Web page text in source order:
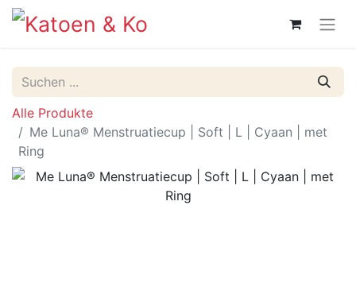
Alle Produkte
Me Luna® Menstruatiecup | Soft | L | Cyaan | met
Ring